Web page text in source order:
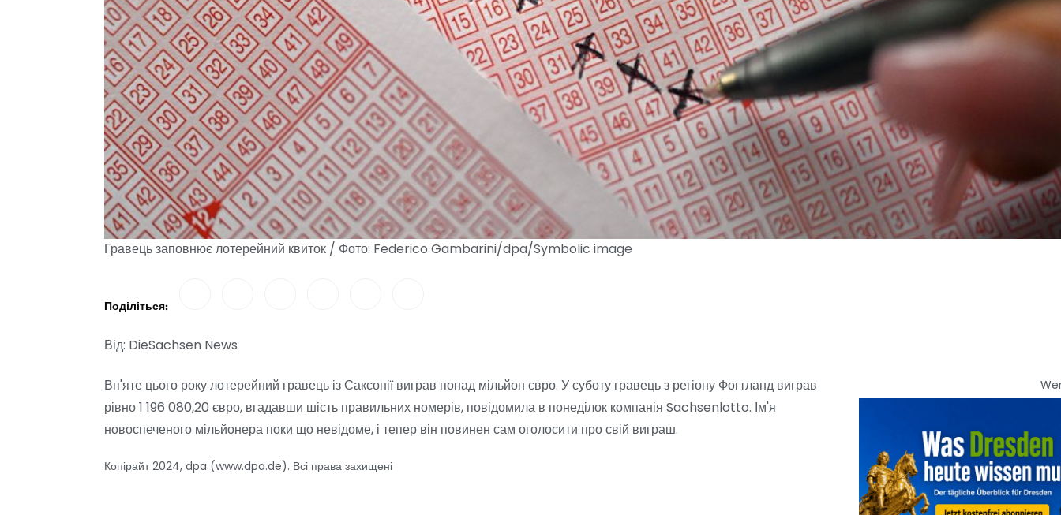
Гравець заповнює лотерейний квиток / Фото: Federico Gambarini/dpa/Symbolic image
Поділіться:
Від: DieSachsen News
Вп'яте цього року лотерейний гравець із Саксонії виграв понад мільйон євро. У суботу гравець з регіону Фогтланд виграв
рівно 1 196 080,20 євро, вгадавши шість правильних номерів, повідомила в понеділок компанія Sachsenlotto. Ім'я
новоспеченого мільйонера поки що невідоме, і тепер він повинен сам оголосити про свій виграш.
Копірайт 2024, dpa (www.dpa.de). Всі права захищені